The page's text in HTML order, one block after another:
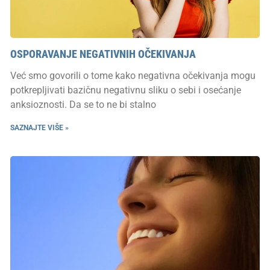
OSPORAVANJE NEGATIVNIH OČEKIVANJA
Već smo govorili o tome kako negativna očekivanja mogu
potkrepljivati bazičnu negativnu sliku o sebi i osećanje
anksioznosti. Da se to ne bi stalno
SAZNAJTE VIŠE »